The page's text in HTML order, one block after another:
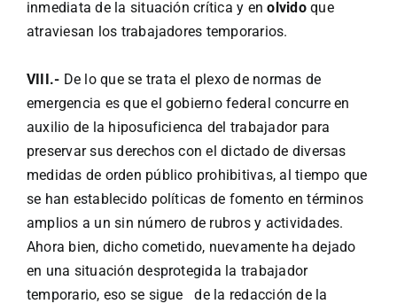
inmediata de la situación crítica y enolvidoque
atraviesan los trabajadores temporarios.
VIII.- De lo que se trata el plexo de normas de
emergencia es que el gobierno federal concurre en
auxilio de la hiposuficienca del trabajador para
preservar sus derechos con el dictado de diversas
medidas de orden público prohibitivas, al tiempo que
se han establecido políticas de fomento en términos
amplios a un sin número de rubros y actividades.
Ahora bien, dicho cometido, nuevamente ha dejado
en una situación desprotegida la trabajador
temporario, eso se sigue de la redacción de la